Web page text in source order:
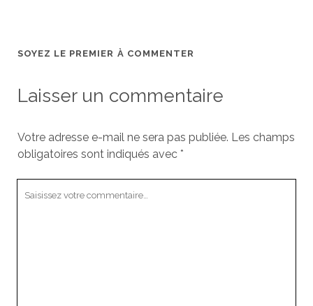
SOYEZ LE PREMIER À COMMENTER
Laisser un commentaire
Votre adresse e-mail ne sera pas publiée. Les champs
obligatoires sont indiqués avec *